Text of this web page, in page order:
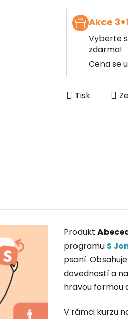
Akce
Vyberte
zdarma!
Cena se
Tisk
Produkt
programu S
psaní.
dovedností a
hravou formou
V rámci kurzu